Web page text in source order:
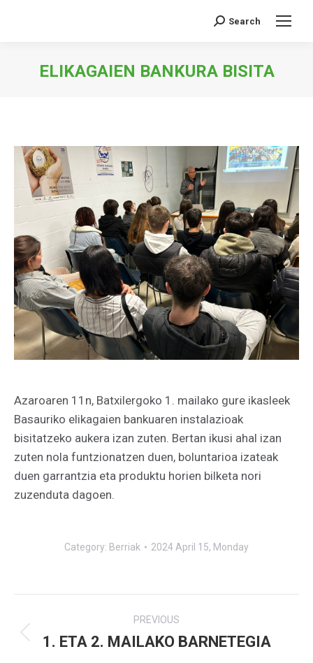
Search:
Search
ELIKAGAIEN BANKURA BISITA
Azaroaren 11n, Batxilergoko 1. mailako gure ikasleek
Basauriko elikagaien bankuaren instalazioak
bisitatzeko aukera izan zuten. Bertan ikusi ahal izan
zuten nola funtzionatzen duen, boluntarioa izateak
duen garrantzia eta produktu horien bilketa nori
zuzenduta dagoen.
Category: Berriak 2024 April 15, Monday
navigation
PREVIOUS
Previous
1. ETA 2. MAILAKO BARNETEGIA